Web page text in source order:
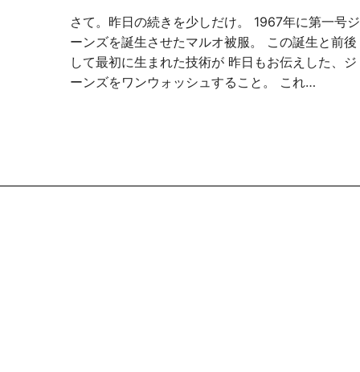
さて。昨日の続きを少しだけ。 1967年に第一号ジ
ーンズを誕生させたマルオ被服。 この誕生と前後
して最初に生まれた技術が 昨日もお伝えした、ジ
ーンズをワンウォッシュすること。 これ…